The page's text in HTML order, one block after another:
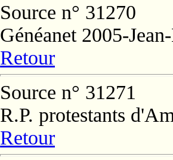
Source n° 31270
Généanet 2005-
Retour
Source n° 31271
R.P. protestants
Retour